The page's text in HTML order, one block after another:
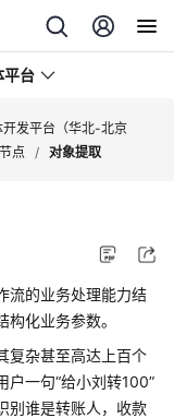
台
发平台（华北-北京
点 / 对象提取
流的业务处理能力结
化业务参数。
复杂甚至高达上百个
户一句“给小刘转100”
别谁是转账人，收款